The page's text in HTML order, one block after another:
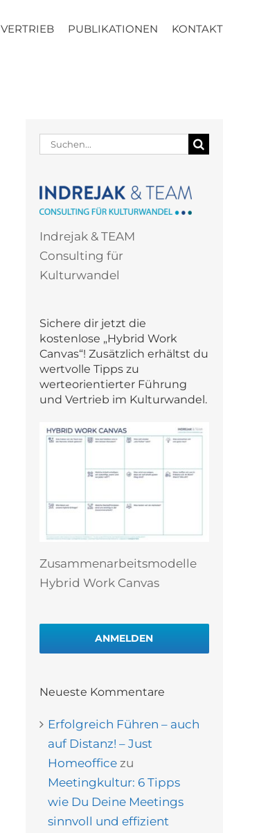
VERTRIEB PUBLIKATIONEN KONTAKT
Suche
Indrejak & TEAM
Consulting für
Kulturwandel
Sichere dir jetzt die
kostenlose „Hybrid Work
Canvas“! Zusätzlich erhältst du
wertvolle Tipps zu
werteorientierter Führung
und Vertrieb im Kulturwandel.
Zusammenarbeitsmodelle
Hybrid Work Canvas
ANMELDEN
Neueste Kommentare
Erfolgreich Führen – auch
auf Distanz! – Just
Homeofficezu
Meetingkultur: 6 Tipps
wie Du Deine Meetings
sinnvoll und effizient